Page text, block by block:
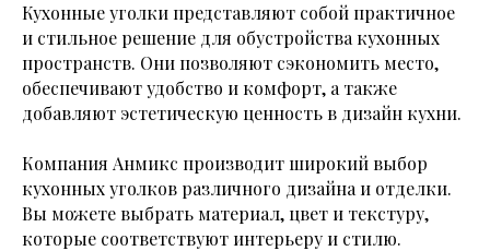
Кухонные уголки представляют собой практичное
и стильное решение для обустройства кухонных
пространств. Они позволяют сэкономить место,
обеспечивают удобство и комфорт, а также
добавляют эстетическую ценность в дизайн кухни.
Компания Анмикс производит широкий выбор
кухонных уголков различного дизайна и отделки.
Вы можете выбрать материал, цвет и текстуру,
которые соответствуют интерьеру и стилю.